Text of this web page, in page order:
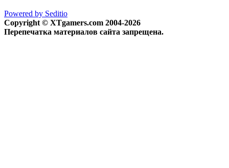
Powered by Seditio
Copyright © XTgamers.com 2004-2026
Перепечатка материалов сайта запрещена.